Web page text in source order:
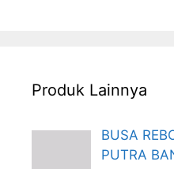
Produk Lainnya
BUSA
PUTRA